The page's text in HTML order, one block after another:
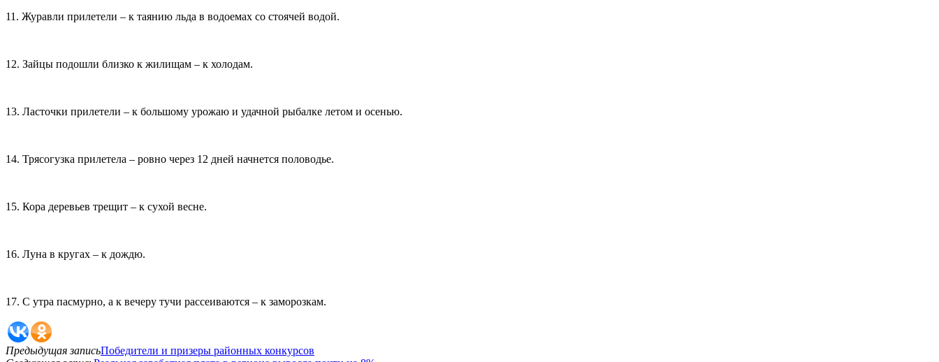
11. Журавли прилетели – к таянию льда в водоемах со стоячей водой.
12. Зайцы подошли близко к жилищам – к холодам.
13. Ласточки прилетели – к большому урожаю и удачной рыбалке летом и осенью.
14. Трясогузка прилетела – ровно через 12 дней начнется половодье.
15. Кора деревьев трещит – к сухой весне.
16. Луна в кругах – к дождю.
17. С утра пасмурно, а к вечеру тучи рассеиваются – к заморозкам.
Предыдущая записьПобедители и призеры районных конкурсов